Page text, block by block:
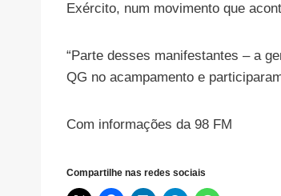
Exército, num movimento que
“Parte desses manifestantes – a
QG no acampamento e
Com informações da 98 FM
Compartilhe nas redes sociais